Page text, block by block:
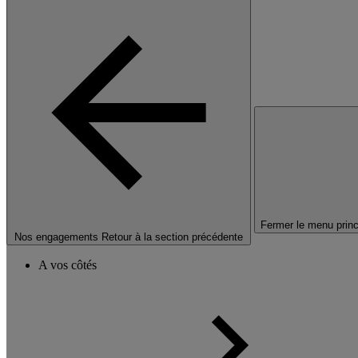
Nos engagements Retour à la section précédente
Fermer le menu
A vos côtés